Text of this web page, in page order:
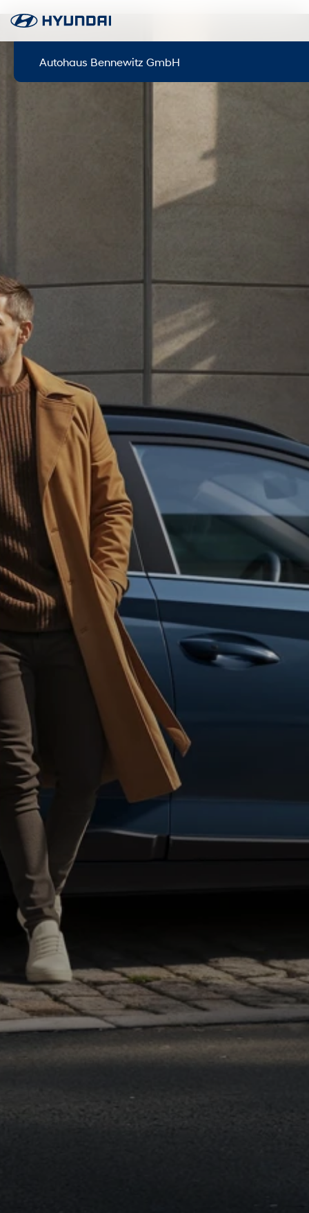
Autohaus Bennewitz GmbH